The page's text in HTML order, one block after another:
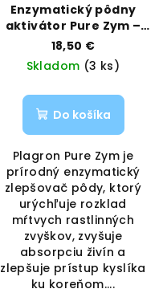
Enzymatický pôdny
aktivátor Pure Zym –
0,5 L | Plagron |
Vaporama
18,50 €
Skladom (3 ks)
Do košíka
Plagron Pure Zym je
prírodný enzymatický
zlepšovač pôdy, ktorý
urýchľuje rozklad
mŕtvych rastlinných
zvyškov, zvyšuje
absorpciu živín a
zlepšuje prístup kyslíka
ku koreňom....